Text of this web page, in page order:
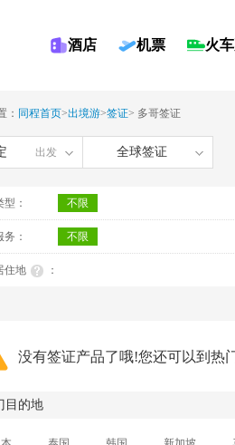
酒店 机票 火
： 同程首页>出境游>签证> 多哥签证
出发 全球签证
： 不限
务： 不限
住地 ：
没有签证产品了哦!您还可以到热
目的地